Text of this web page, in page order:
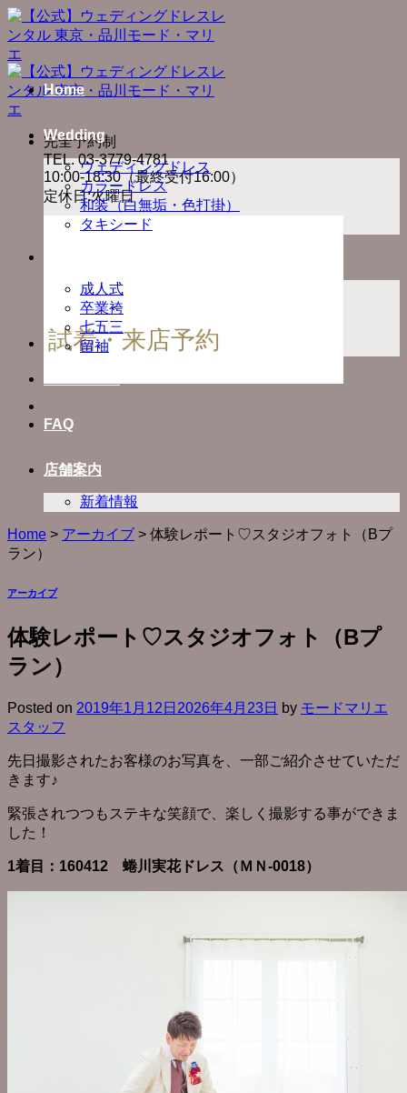
Skip
to
content
完全予約制
TEL. 03-3779-4781
10:00-18:30（最終受付16:00）
定休日:火曜日
試着・来店予約
Home
Wedding
ウェディングドレス
カラードレス
和装（白無垢・色打掛）
タキシード
成人式
卒業袴
七五三
留袖
FAQ
店舗案内
新着情報
Home > アーカイブ > 体験レポート♡スタジオフォト（Bプ
ラン）
アーカイブ
体験レポート♡スタジオフォト（Bプ
ラン）
Posted on 2019年1月12日 2026年4月23日 by モードマリエ
スタッフ
先日撮影されたお客様のお写真を、一部ご紹介させていただ
きます♪
緊張されつつもステキな笑顔で、楽しく撮影する事ができま
した！
1着目：160412 蜷川実花ドレス（ＭＮ-0018）